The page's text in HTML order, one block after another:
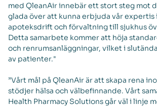
med QleanAir innebär ett stort steg mot
glada över att kunna erbjuda vår expertis
apoteksdrift och förvaltning till sjukhus
Detta samarbete kommer att höja
och renrumsanläggningar, vilket i
av patienter."
”Vårt mål på QleanAir är att skapa rena
stödjer hälsa och välbefinnande. Vårt
Health Pharmacy Solutions går väl i linje